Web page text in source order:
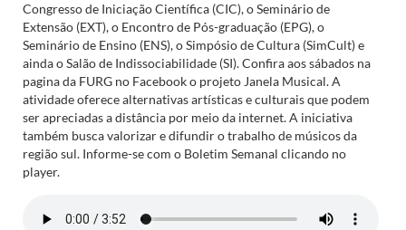
Congresso de Iniciação Científica (CIC), o Seminário de
Extensão (EXT), o Encontro de Pós-graduação (EPG), o
Seminário de Ensino (ENS), o Simpósio de Cultura (SimCult) e
ainda o Salão de Indissociabilidade (SI). Confira aos sábados na
pagina da FURG no Facebook o projeto Janela Musical. A
atividade oferece alternativas artísticas e culturais que podem
ser apreciadas a distância por meio da internet. A iniciativa
também busca valorizar e difundir o trabalho de músicos da
região sul. Informe-se com o Boletim Semanal clicando no
player.